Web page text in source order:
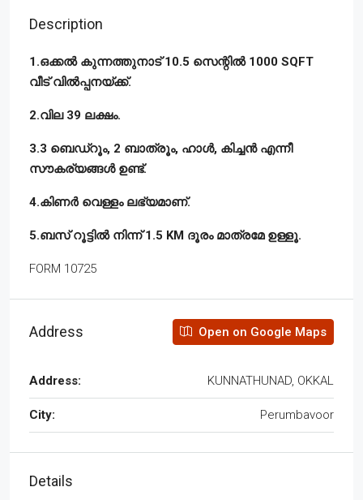
Description
1.ഒക്കൽ കുന്നത്തുനാട് 10.5 സെന്റിൽ 1000 SQFT
വീട് വിൽപ്പനയ്ക്ക്.
2.വില 39 ലക്ഷം.
3.3 ബെഡ്‌റൂം, 2 ബാത്രൂം, ഹാൾ, കിച്ചൻ എന്നീ
സൗകര്യങ്ങൾ ഉണ്ട്‌.
4.കിണർ വെള്ളം ലഭ്യമാണ്.
5.ബസ് റൂട്ടിൽ നിന്ന് 1.5 KM ദൂരം മാത്രമേ ഉള്ളൂ.
FORM 10725
Address Open on Google Maps
Address: KUNNATHUNAD, OKKAL
City: Perumbavoor
Details